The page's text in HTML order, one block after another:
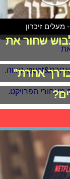
מעלים זיכרון
שחור את
בדרך אחרת"